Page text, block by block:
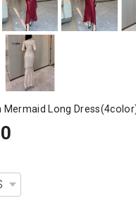
Mermaid Long